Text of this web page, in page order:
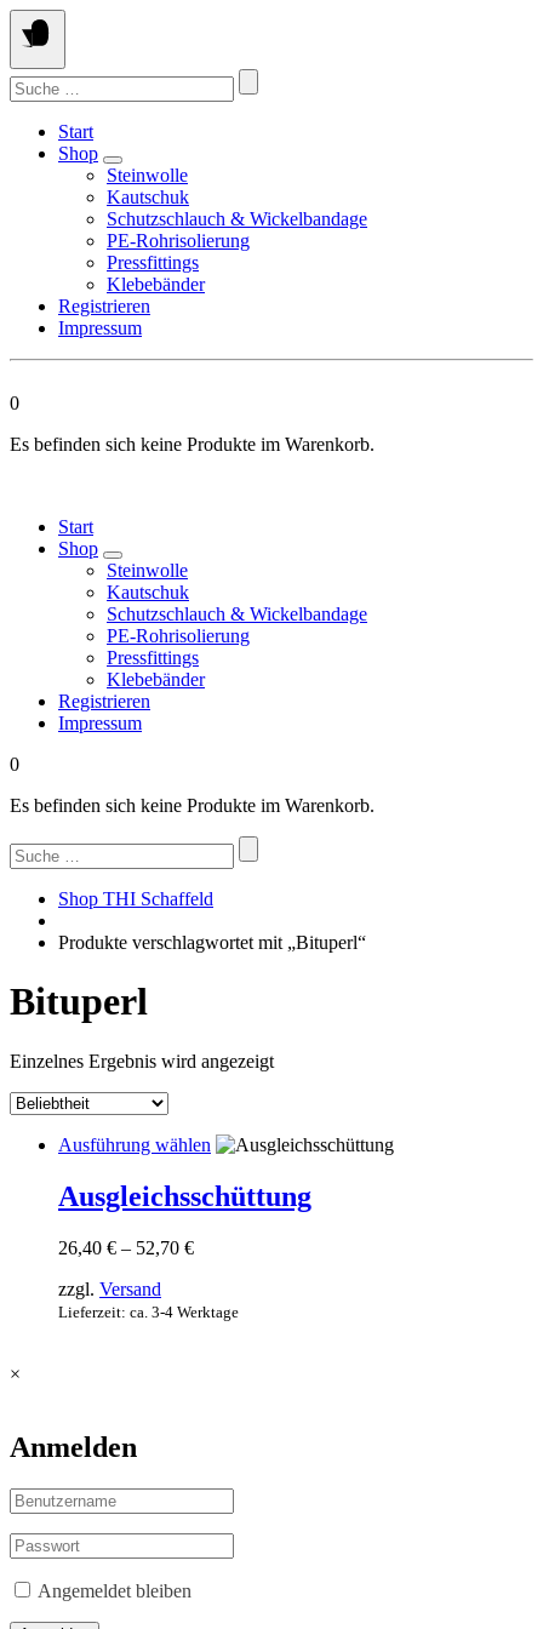
Springen
Sie
zum
Inhalt
Suchen
nach:
Start
Shop
Steinwolle
Kautschuk
Schutzschlauch & Wickelbandage
PE-Rohrisolierung
Pressfittings
Klebebänder
Registrieren
Impressum
0
Es befinden sich keine Produkte im Warenkorb.
Start
Shop
Steinwolle
Kautschuk
Schutzschlauch & Wickelbandage
PE-Rohrisolierung
Pressfittings
Klebebänder
Registrieren
Impressum
0
Es befinden sich keine Produkte im Warenkorb.
Suchen
nach:
Shop THI Schaffeld
Produkte verschlagwortet mit „Bituperl“
Bituperl
Einzelnes Ergebnis wird angezeigt
Ausführung wählen Dieses
weist
mehrere
können
Ausgleichsschüttung
26,40 € – 52,70 €Preisspanne:
52,70 €
zzgl. Versand
Lieferzeit: ca. 3-4 Werktage
×
Anmelden
Angemeldet bleiben